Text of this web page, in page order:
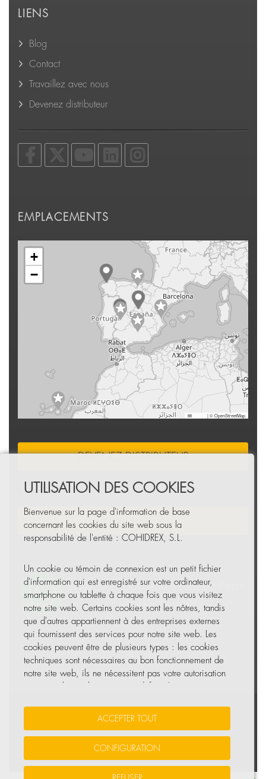
LIENS
Blog
Contact
Travaillez avec nous
Devenez distributeur
EMPLACEMENTS
+
−
|© OpenStreetMap
DEVENEZ DISTRIBUTEUR
NEWSLETTER
Vos données sont sécurisées • Protection des données
© Tous droits réservés, COHIDREX GLOBAL PARTS, S.L.U.
UTILISATION DES COOKIES
Bienvenue sur la page d'information de base
concernant les cookies du site web sous la
responsabilité de l'entité : COHIDREX, S.L.
Un cookie ou témoin de connexion est un petit fichier
d'information qui est enregistré sur votre ordinateur,
smartphone ou tablette à chaque fois que vous visitez
notre site web. Certains cookies sont les nôtres, tandis
que d'autres appartiennent à des entreprises externes
qui fournissent des services pour notre site web. Les
cookies peuvent être de plusieurs types : les cookies
techniques sont nécessaires au bon fonctionnement de
notre site web, ils ne nécessitent pas votre autorisation
goûts et intérêts personnels.
Vous pouvez accepter tous ces cookies en appuyant sur
ACCEPTER TOUT
CONFIGURATION